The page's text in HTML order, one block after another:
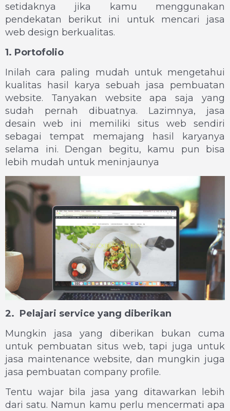
setidaknya jika kamu menggunakan
pendekatan berikut ini untuk mencari jasa
web design berkualitas.
1. Portofolio
Inilah cara paling mudah untuk mengetahui
kualitas hasil karya sebuah jasa pembuatan
website. Tanyakan website apa saja yang
sudah pernah dibuatnya. Lazimnya, jasa
desain web ini memiliki situs web sendiri
sebagai tempat memajang hasil karyanya
selama ini. Dengan begitu, kamu pun bisa
lebih mudah untuk meninjaunya
2. Pelajari service yang diberikan
Mungkin jasa yang diberikan bukan cuma
untuk pembuatan situs web, tapi juga untuk
jasa maintenance website, dan mungkin juga
jasa pembuatan company profile.
Tentu wajar bila jasa yang ditawarkan lebih
dari satu. Namun kamu perlu mencermati apa